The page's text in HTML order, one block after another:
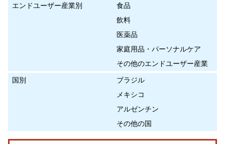
エンドユーザー産業別
食品
飲料
医薬品
家庭用品・パーソナルケア
その他のエンドユーザー産業
国別
ブラジル
メキシコ
アルゼンチン
その他の国